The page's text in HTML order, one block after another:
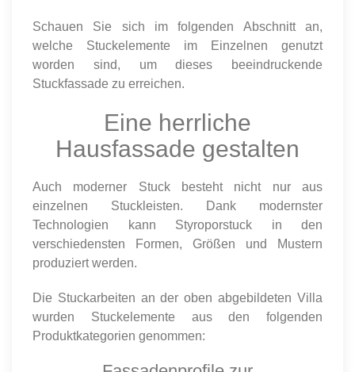
Schauen Sie sich im folgenden Abschnitt an,
welche Stuckelemente im Einzelnen genutzt
worden sind, um dieses beeindruckende
Stuckfassade zu erreichen.
Eine herrliche
Hausfassade gestalten
Auch moderner Stuck besteht nicht nur aus
einzelnen Stuckleisten. Dank modernster
Technologien kann Styroporstuck in den
verschiedensten Formen, Größen und Mustern
produziert werden.
Die Stuckarbeiten an der oben abgebildeten Villa
wurden Stuckelemente aus den folgenden
Produktkategorien genommen: